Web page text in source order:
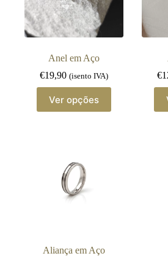
Anel em Aço
€19,90 (isento IVA)
Ver opções
product
has
may
be
chosen
on
€
Aliança em Aço